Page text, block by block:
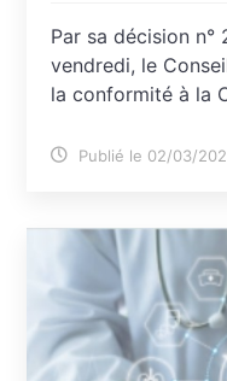
Par sa décision
vendredi, le
la conformité à la
Publié le 02/03/